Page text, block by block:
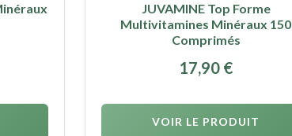
JUVAMINE Top Forme
Multivitamines Minéraux 150
Comprimés
17,90 €
VOIR LE PRODUIT